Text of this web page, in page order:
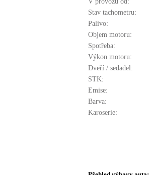
Stav tachometru:
Palivo:
Objem motoru:
Spotřeba:
Výkon motoru:
Dveří / sedadel:
STK:
Emise:
Barva:
Karoserie: